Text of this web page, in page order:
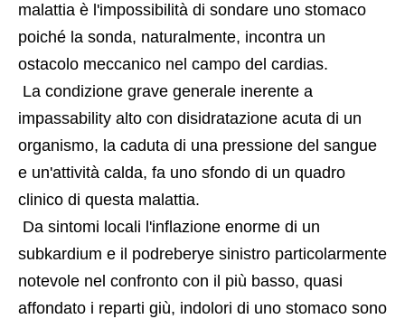
malattia è l'impossibilità di sondare uno stomaco
poiché la sonda, naturalmente, incontra un
ostacolo meccanico nel campo del cardias.
impassability alto con disidratazione acuta di un
organismo, la caduta di una pressione del sangue
e un'attività calda, fa uno sfondo di un quadro
clinico di questa malattia.
subkardium e il podreberye sinistro particolarmente
notevole nel confronto con il più basso, quasi
affondato i reparti giù, indolori di uno stomaco sono